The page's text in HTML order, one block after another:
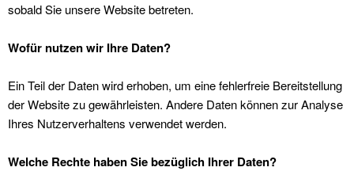
sobald Sie unsere Web­site betreten.
Wofür nutzen wir Ihre Dat­en?
Ein Teil der Dat­en wird erhoben, um eine fehler­freie Bere­it­stel­lung
der Web­site zu gewährleis­ten. Andere Dat­en kön­nen zur Analyse
Ihres Nutzerver­hal­tens ver­wen­det wer­den.
Welche Rechte haben Sie bezüglich Ihrer Dat­en?